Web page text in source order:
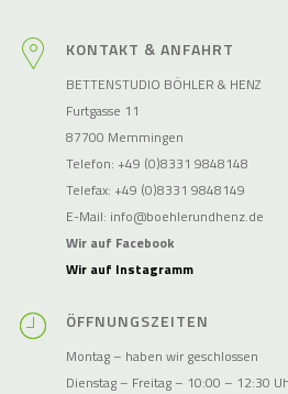
KONTAKT & ANFAHRT
BETTENSTUDIO BÖHLER & HENZ
Furtgasse 11
87700 Memmingen
Telefon: +49 (0)8331 9848148
Telefax: +49 (0)8331 9848149
E-Mail: info@boehlerundhenz.de
Wir auf Facebook
Wir auf Instagramm
ÖFFNUNGSZEITEN
Montag – haben wir geschlossen
Dienstag – Freitag – 10:00 – 12:30